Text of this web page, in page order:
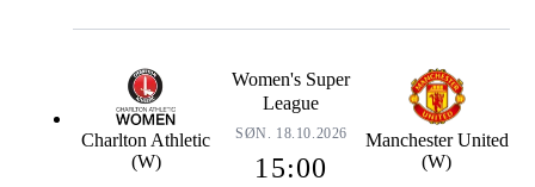
Charlton Athletic
(W)
Women's Super
League
SØN. 18.10.2026
15:00
Manchester United
(W)